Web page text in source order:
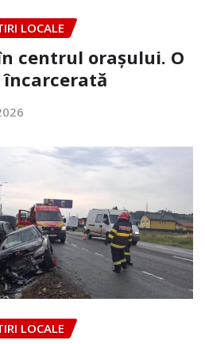
LOCALE
centrul orașului. O
încarcerată
LOCALE